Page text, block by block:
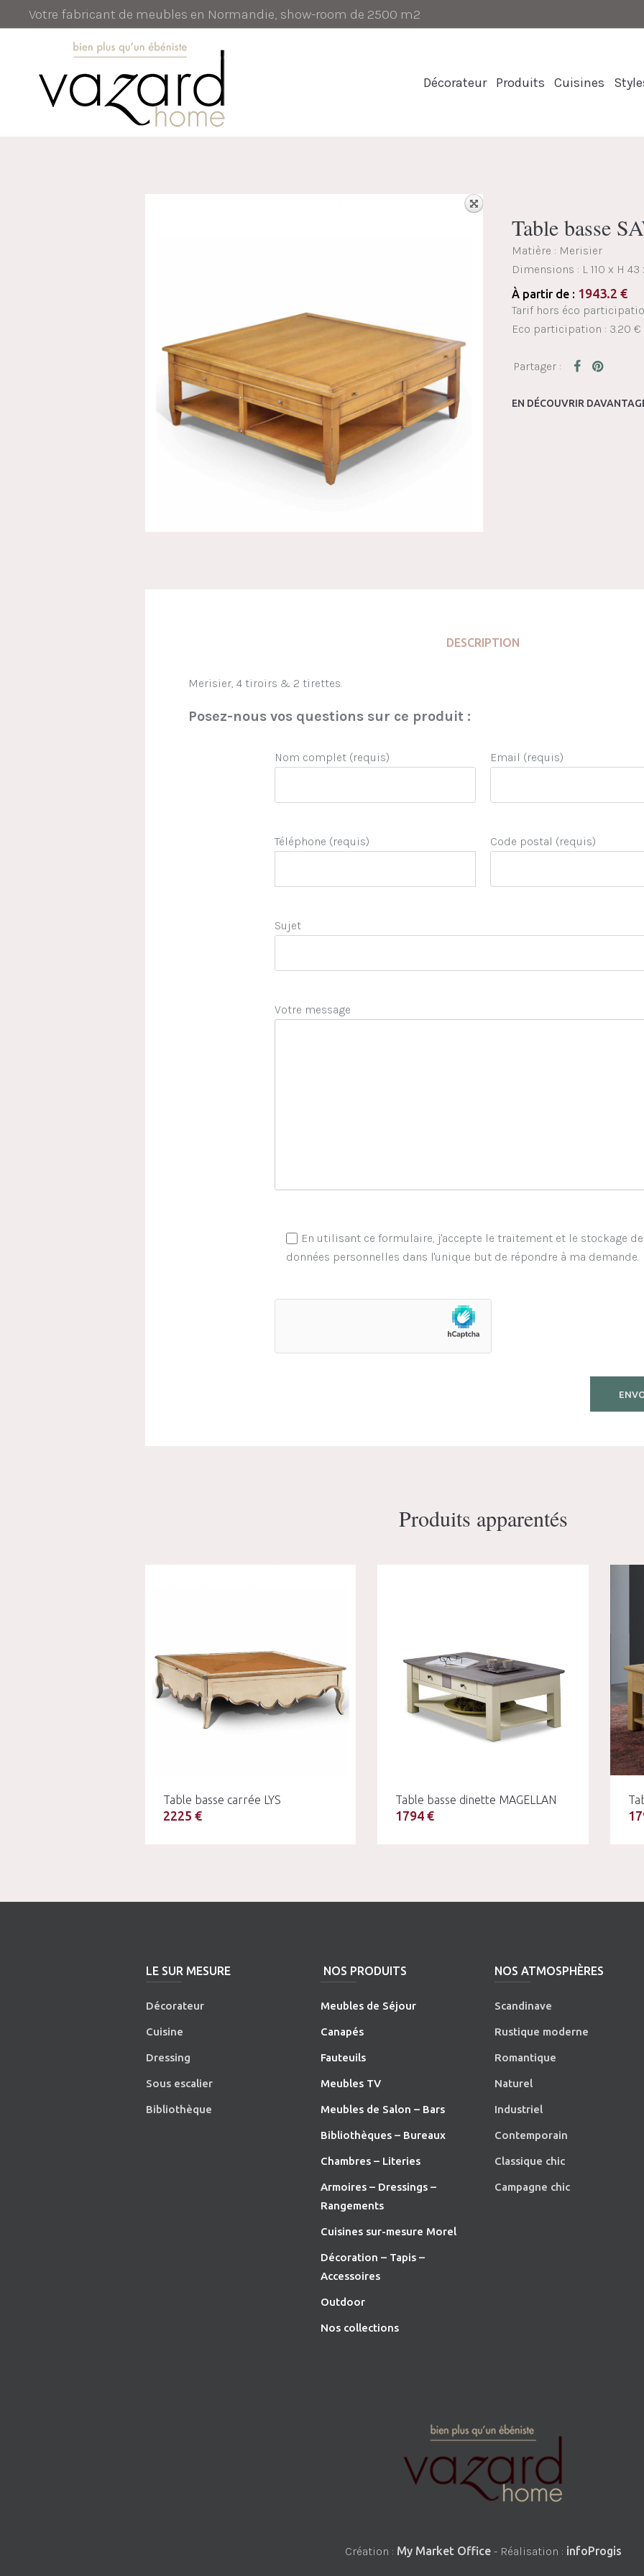
Votre fabricant de meubles en Normandie, show-room de 2500 m2
Décorateur Produits Cuisines
Table basse
Matière : Merisier
Dimensions : L 110 x H 43
À partir de : 1943.2 €
Tarif hors éco
Eco participation : 3.20 €
EN DÉCOUVRIR
DESCRIPTION
Merisier, 4 tiroirs & 2 tirettes.
Posez-nous vos questions sur ce produit :
Nom complet (requis) Email (requis)
Téléphone (requis) Code postal (requis)
Sujet
Votre message
En utilisant ce formulaire, j'accepte le traitement et le stockage
données personnelles dans l'unique but de répondre à ma demande.
Produits apparentés
Table basse carrée LYS
2225 €
Table basse dinette MAGELLAN
1794 €
LE SUR MESURE
Décorateur
Cuisine
Dressing
Sous escalier
Bibliothèque
NOS PRODUITS
Meubles de Séjour
Canapés
Fauteuils
Meubles TV
Meubles de Salon – Bars
Bibliothèques – Bureaux
Chambres – Literies
Armoires – Dressings –
Rangements
Cuisines sur-mesure Morel
Décoration – Tapis –
Accessoires
Outdoor
Nos collections
NOS ATMOSPHÈRES
Scandinave
Rustique moderne
Romantique
Naturel
Industriel
Contemporain
Classique chic
Campagne chic
Création : My Market Office- Réalisation : infoProgis